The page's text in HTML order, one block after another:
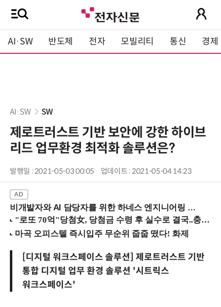
AI·SW 반도체 전자 모빌리티 통신 경제
AI·SW SW
제로트러스트 기반 보안에 강한 하이브
리드 업무환경 최적화 솔루션은?
발행일 : 2021-05-03 00:05 업데이트 : 2021-05-04 14:23
비개발자와 AI 담당자를 위한 하네스 엔지니어링 입문과정 (8/20 신논현역)
[디지털 워크스페이스 솔루션] 제로트러스트 기반
통합 디지털 업무 환경 솔루션 '시트릭스
워크스페이스'